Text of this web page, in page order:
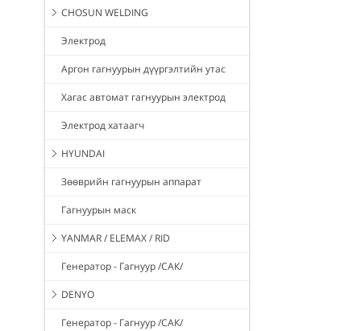
CHOSUN WELDING
Электрод
Аргон гагнуурын дүүргэлтийн утас
Хагас автомат гагнуурын электрод
Электрод хатаагч
HYUNDAI
Зөөврийн гагнуурын аппарат
Гагнуурын маск
YANMAR / ELEMAX / RID
Генератор - Гагнуур /САК/
DENYO
Генератор - Гагнуур /САК/